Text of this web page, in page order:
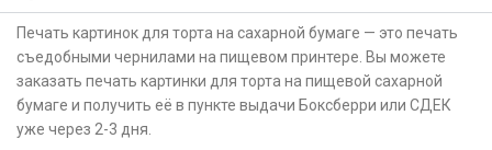
Печать картинок для торта на сахарной бумаге — это печать
съедобными чернилами на пищевом принтере. Вы можете
заказать печать картинки для торта на пищевой сахарной
бумаге и получить её в пункте выдачи Боксберри или СДЕК
уже через 2-3 дня.